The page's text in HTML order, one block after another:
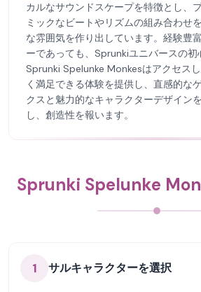
カルなサウンドスケープを特徴とし、
ミックなビートやリズムの組み合わせ
な雰囲気を作り出しています。経験豊
ーであっても、Sprunkiユニバースの初
Sprunki Spelunke Monkesはアクセス
く満足できる体験を提供し、直感的な
クスと魅力的なキャラクターデザイン
し、創造性を報います。
Sprunki Spelunke
1 サルキャラクターを選択